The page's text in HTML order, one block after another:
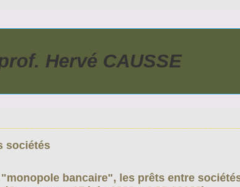
Hervé CAUSSE
sociétés
bancaire", les prêts entre